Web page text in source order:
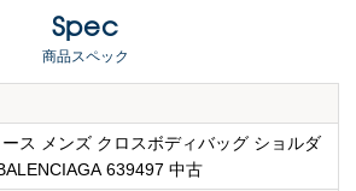
Spec
商品スペック
ス メンズ クロスボディバッグ ショルダ
639497 中古